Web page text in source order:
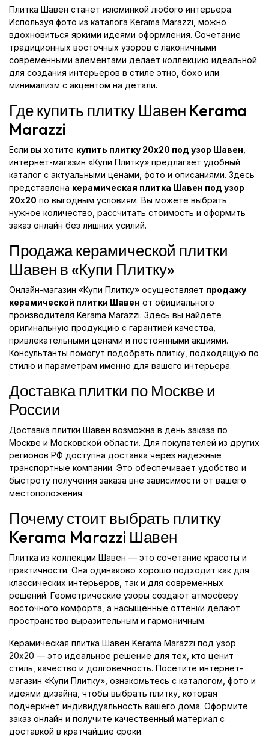
Плитка Шавен станет изюминкой любого интерьера.
Используя фото из каталога Kerama Marazzi, можно
вдохновиться яркими идеями оформления. Сочетание
традиционных восточных узоров с лаконичными
современными элементами делает коллекцию идеальной
для создания интерьеров в стиле этно, бохо или
минимализм с акцентом на детали.
Где купить плитку Шавен Kerama
Marazzi
Если вы хотите купить плитку 20x20 под узор Шавен,
интернет-магазин «Купи Плитку» предлагает удобный
каталог с актуальными ценами, фото и описаниями. Здесь
представлена керамическая плитка Шавен под узор
20x20 по выгодным условиям. Вы можете выбрать
нужное количество, рассчитать стоимость и оформить
заказ онлайн без лишних усилий.
Продажа керамической плитки
Шавен в «Купи Плитку»
Онлайн-магазин «Купи Плитку» осуществляет продажу
керамической плитки Шавен от официального
производителя Kerama Marazzi. Здесь вы найдете
оригинальную продукцию с гарантией качества,
привлекательными ценами и постоянными акциями.
Консультанты помогут подобрать плитку, подходящую по
стилю и параметрам именно для вашего интерьера.
Доставка плитки по Москве и
России
Доставка плитки Шавен возможна в день заказа по
Москве и Московской области. Для покупателей из других
регионов РФ доступна доставка через надёжные
транспортные компании. Это обеспечивает удобство и
быстроту получения заказа вне зависимости от вашего
местоположения.
Почему стоит выбрать плитку
Kerama Marazzi Шавен
Плитка из коллекции Шавен — это сочетание красоты и
практичности. Она одинаково хорошо подходит как для
классических интерьеров, так и для современных
решений. Геометрические узоры создают атмосферу
восточного комфорта, а насыщенные оттенки делают
пространство выразительным и гармоничным.
Керамическая плитка Шавен Kerama Marazzi под узор
20x20 — это идеальное решение для тех, кто ценит
стиль, качество и долговечность. Посетите интернет-
магазин «Купи Плитку», ознакомьтесь с каталогом, фото и
идеями дизайна, чтобы выбрать плитку, которая
подчеркнёт индивидуальность вашего дома. Оформите
заказ онлайн и получите качественный материал с
доставкой в кратчайшие сроки.